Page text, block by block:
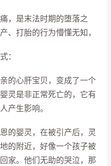
是末法时期的堕落之
、打胎的行为懵懂无知，
：
心肝宝贝，变成了一个
灵是非正常死亡的，它有
产生影响。
婴灵，在被引产后，灵
的附近，好像一个孩子被
家。他们无助的哭泣，那